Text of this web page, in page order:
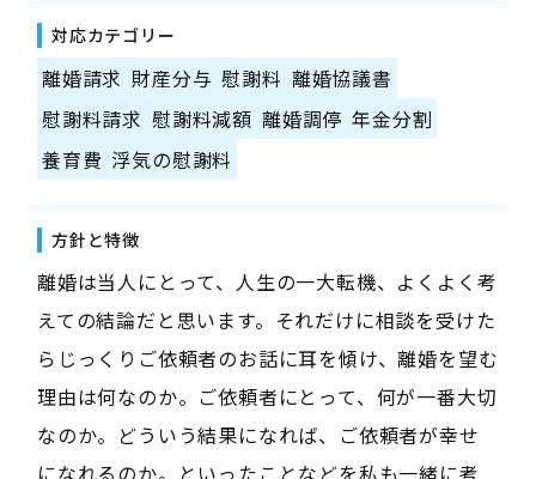
対応カテゴリー
離婚請求 財産分与 慰謝料 離婚協議書
慰謝料請求 慰謝料減額 離婚調停 年金分割
養育費 浮気の慰謝料
方針と特徴
離婚は当人にとって、人生の一大転機、よくよく考
えての結論だと思います。それだけに相談を受けた
らじっくりご依頼者のお話に耳を傾け、離婚を望む
理由は何なのか。ご依頼者にとって、何が一番大切
なのか。どういう結果になれば、ご依頼者が幸せ
になれるのか。といったことなどを私も一緒に考